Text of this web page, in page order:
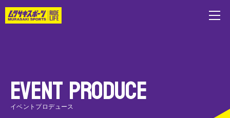
EVENT PRODUCE
イベントプロデュース